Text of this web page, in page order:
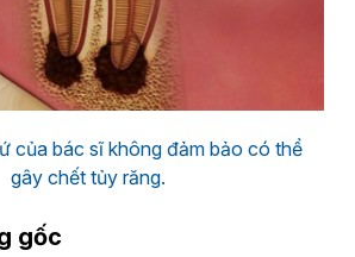
của bác sĩ không đảm bảo có thể
gây chết tủy răng.
gốc